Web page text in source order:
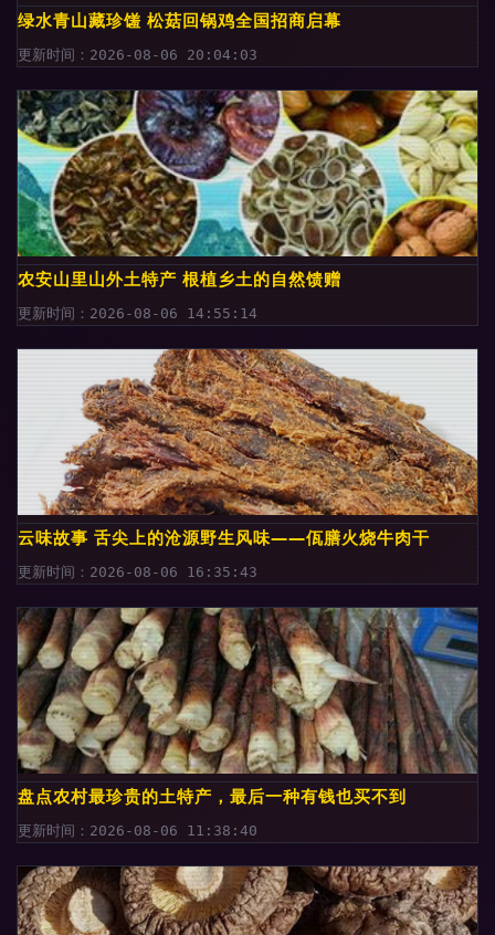
绿水青山藏珍馐 松菇回锅鸡全国招商启幕
更新时间：2026-08-06 20:04:03
农安山里山外土特产 根植乡土的自然馈赠
更新时间：2026-08-06 14:55:14
云味故事 舌尖上的沧源野生风味——佤膳火烧牛肉干
更新时间：2026-08-06 16:35:43
盘点农村最珍贵的土特产，最后一种有钱也买不到
更新时间：2026-08-06 11:38:40